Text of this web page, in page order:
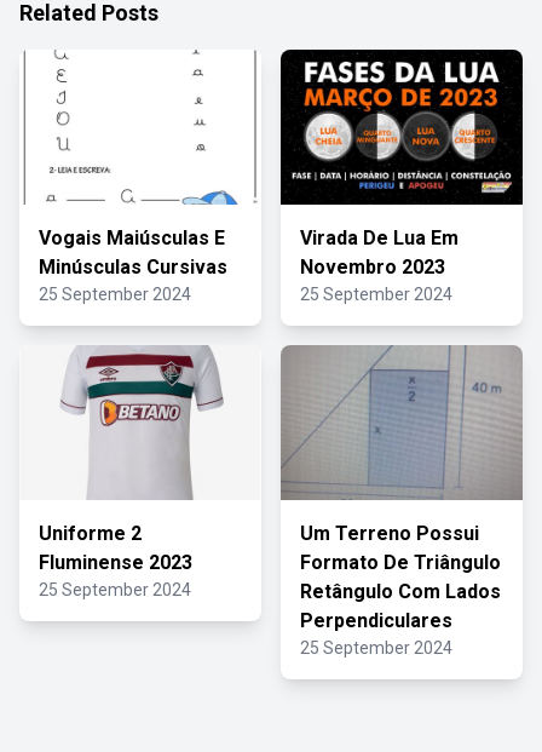
Related Posts
Vogais Maiúsculas E
Minúsculas Cursivas
25 September 2024
Virada De Lua Em
Novembro 2023
25 September 2024
Uniforme 2
Fluminense 2023
25 September 2024
Um Terreno Possui
Formato De Triângulo
Retângulo Com Lados
Perpendiculares
25 September 2024